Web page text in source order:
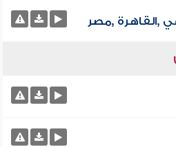
,القاهرة ,مصر